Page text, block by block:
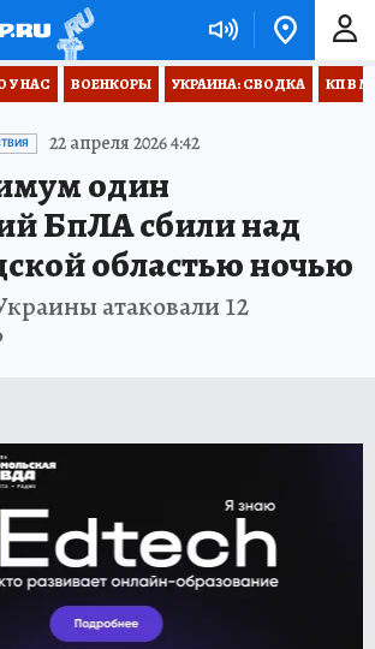
У НАС ВОЕНКОРЫ УКРАИНА: СВОДКА КП В
22 апреля 2026 4:42
один
БпЛА сбили над
областью ночью
атаковали 12